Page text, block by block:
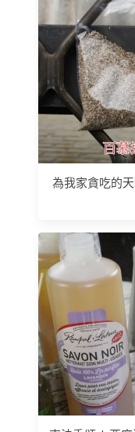
為我家貪吃的